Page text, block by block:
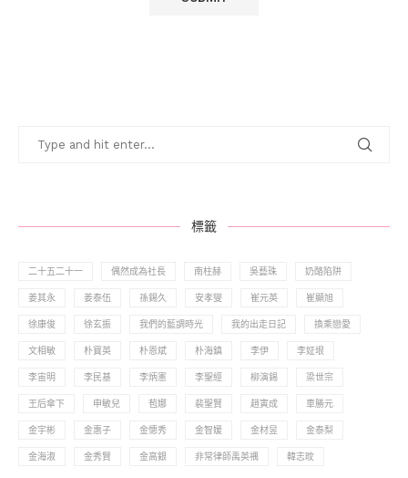
標籤
二十五二十一 偶然成為社長 南柱赫 吳藝珠 奶酪陷阱
姜其永 姜泰伍 孫錫久 安孝燮 崔元英 崔顯旭
徐康俊 徐玄振 我們的藍調時光 我的出走日記 換乘戀愛
文相敏 朴寶英 朴恩斌 朴海鎮 李伊 李姃垠
李宙明 李民基 李炳憲 李聖經 柳演錫 梁世宗
王后傘下 申敏兒 苞娜 裴聖賢 趙寅成 車勝元
金宇彬 金惠子 金憓秀 金智媛 金材昱 金泰梨
金海淑 金秀賢 金高銀 非常律師禹英禑 韓志旼